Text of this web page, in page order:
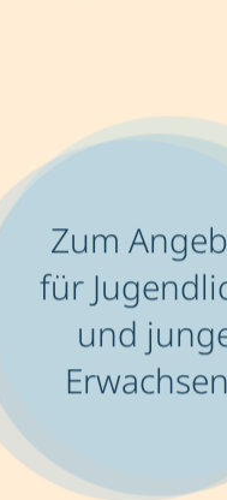
Zum
für
und